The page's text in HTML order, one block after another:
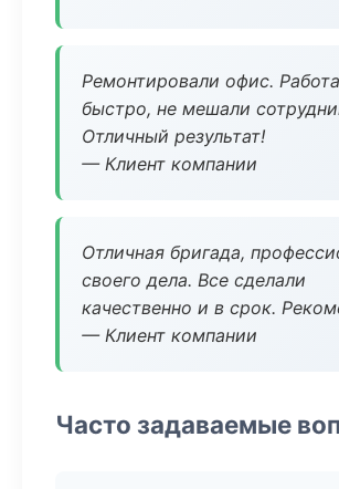
Ремонтировали офис.
быстро, не мешали
Отличный результат!
— Клиент компании
Отличная бригада,
своего дела. Все сделали
качественно и в срок.
— Клиент компании
Часто задаваемые